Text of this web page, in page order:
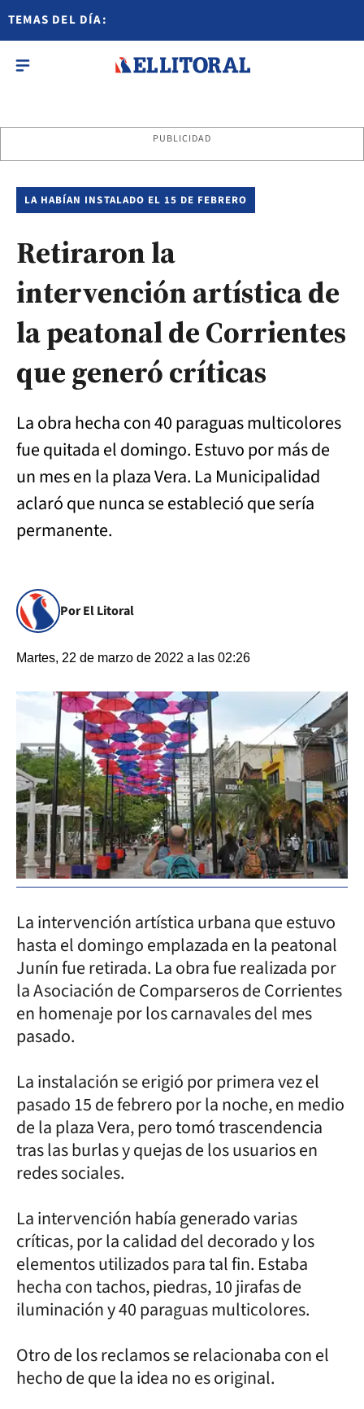
TEMAS DEL DÍA:
PUBLICIDAD
LA HABÍAN INSTALADO EL 15 DE FEBRERO
Retiraron la
intervención artística de
la peatonal de Corrientes
que generó críticas
La obra hecha con 40 paraguas multicolores
fue quitada el domingo. Estuvo por más de
un mes en la plaza Vera. La Municipalidad
aclaró que nunca se estableció que sería
permanente.
Por El Litoral
Martes, 22 de marzo de 2022 a las 02:26
La intervención artística urbana que estuvo
hasta el domingo emplazada en la peatonal
Junín fue retirada. La obra fue realizada por
la Asociación de Comparseros de Corrientes
en homenaje por los carnavales del mes
pasado.
La instalación se erigió por primera vez el
pasado 15 de febrero por la noche, en medio
de la plaza Vera, pero tomó trascendencia
tras las burlas y quejas de los usuarios en
redes sociales.
La intervención había generado varias
críticas, por la calidad del decorado y los
elementos utilizados para tal fin. Estaba
hecha con tachos, piedras, 10 jirafas de
iluminación y 40 paraguas multicolores.
Otro de los reclamos se relacionaba con el
hecho de que la idea no es original.